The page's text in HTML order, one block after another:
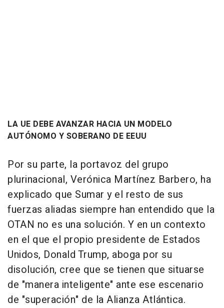
LA UE DEBE AVANZAR HACIA UN MODELO
AUTÓNOMO Y SOBERANO DE EEUU
Por su parte, la portavoz del grupo
plurinacional, Verónica Martínez Barbero, ha
explicado que Sumar y el resto de sus
fuerzas aliadas siempre han entendido que la
OTAN no es una solución. Y en un contexto
en el que el propio presidente de Estados
Unidos, Donald Trump, aboga por su
disolución, cree que se tienen que situarse
de "manera inteligente" ante ese escenario
de "superación" de la Alianza Atlántica.